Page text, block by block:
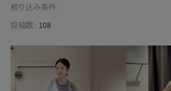
絞り込み条件 :
投稿数 : 108